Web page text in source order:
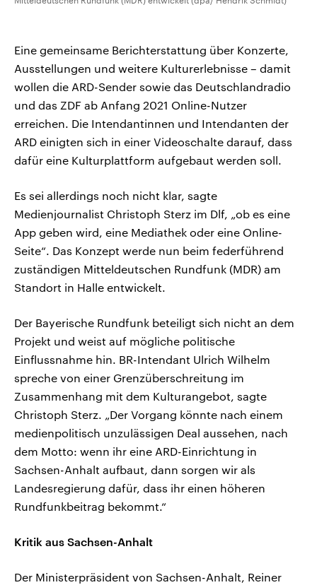
Eine gemeinsame Berichterstattung über Konzerte,
Ausstellungen und weitere Kulturerlebnisse – damit
wollen die ARD-Sender sowie das Deutschlandradio
und das ZDF ab Anfang 2021 Online-Nutzer
erreichen. Die Intendantinnen und Intendanten der
ARD einigten sich in einer Videoschalte darauf, dass
dafür eine Kulturplattform aufgebaut werden soll.
Es sei allerdings noch nicht klar, sagte
Medienjournalist Christoph Sterz im Dlf, „ob es eine
App geben wird, eine Mediathek oder eine Online-
Seite“. Das Konzept werde nun beim federführend
zuständigen Mitteldeutschen Rundfunk (MDR) am
Standort in Halle entwickelt.
Der Bayerische Rundfunk beteiligt sich nicht an dem
Projekt und weist auf mögliche politische
Einflussnahme hin. BR-Intendant Ulrich Wilhelm
spreche von einer Grenzüberschreitung im
Zusammenhang mit dem Kulturangebot, sagte
Christoph Sterz. „Der Vorgang könnte nach einem
medienpolitisch unzulässigen Deal aussehen, nach
dem Motto: wenn ihr eine ARD-Einrichtung in
Sachsen-Anhalt aufbaut, dann sorgen wir als
Landesregierung dafür, dass ihr einen höheren
Rundfunkbeitrag bekommt.“
Kritik aus Sachsen-Anhalt
Der Ministerpräsident von Sachsen-Anhalt, Reiner